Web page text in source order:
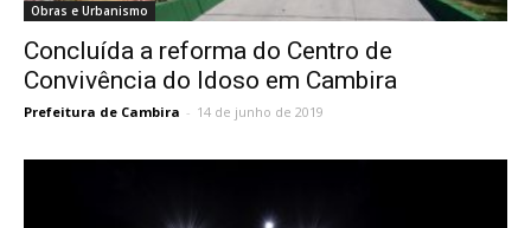
Obras e Urbanismo
Concluída a reforma do Centro de
Convivência do Idoso em Cambira
Prefeitura de Cambira - 14 de junho de 2019